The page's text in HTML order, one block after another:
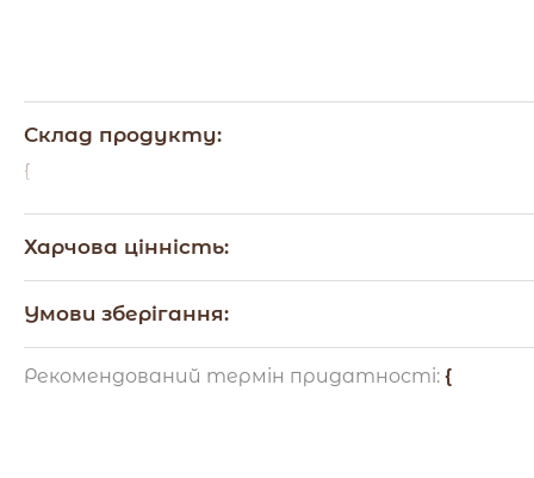
Склад продукту:
{
Харчова цінність:
{
Умови зберігання:
{
Рекомендований термін придатності: {